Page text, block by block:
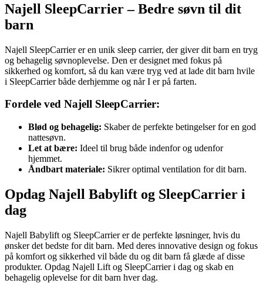
Najell SleepCarrier – Bedre søvn til dit
barn
Najell SleepCarrier er en unik sleep carrier, der giver dit barn en tryg
og behagelig søvnoplevelse. Den er designet med fokus på
sikkerhed og komfort, så du kan være tryg ved at lade dit barn hvile
i SleepCarrier både derhjemme og når I er på farten.
Fordele ved Najell SleepCarrier:
Blød og behagelig: Skaber de perfekte betingelser for en god
nattesøvn.
Let at bære: Ideel til brug både indenfor og udenfor
hjemmet.
Åndbart materiale: Sikrer optimal ventilation for dit barn.
Opdag Najell Babylift og SleepCarrier i
dag
Najell Babylift og SleepCarrier er de perfekte løsninger, hvis du
ønsker det bedste for dit barn. Med deres innovative design og fokus
på komfort og sikkerhed vil både du og dit barn få glæde af disse
produkter. Opdag Najell Lift og SleepCarrier i dag og skab en
behagelig oplevelse for dit barn hver dag.